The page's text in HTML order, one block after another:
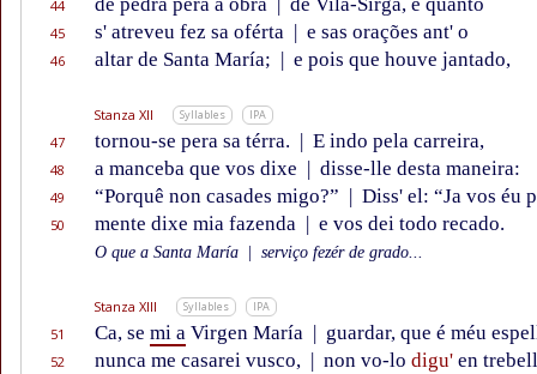
44
45 s' atreveu fez sa oférta | e sas orações ant' o
46 altar de Santa María; | e pois que houve jantado,
Stanza XII Syllables IPA
47 tornou-se pera sa térra. | E indo pela carreira,
48 a manceba que vos dixe | disse-lle desta maneira:
49 “Porquê non casades migo?” | Diss' el: “Ja vos éu
50 mente dixe mia fazenda | e vos dei todo recado.
O que a Santa María serviço fezér de grado...
Stanza XIII Syllables IPA
51 Ca, se mi a Virgen María | guardar, que é méu
52 nunca me casarei vusco, | non vo-lo digu' en